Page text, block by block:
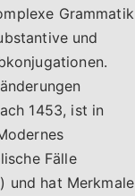
Grammatik
und
1453, ist in
Fälle
und hat Merkmale